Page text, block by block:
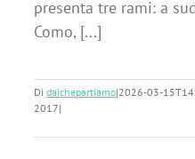
presenta tre rami: a
Como, [...]
Di daichepartiamo|2026-03-
2017|